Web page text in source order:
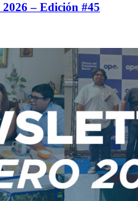
– Edición #45